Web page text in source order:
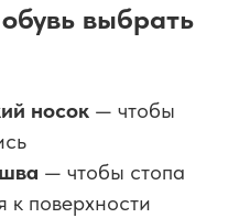
выбрать
носок — чтобы
— чтобы стопа
к поверхности